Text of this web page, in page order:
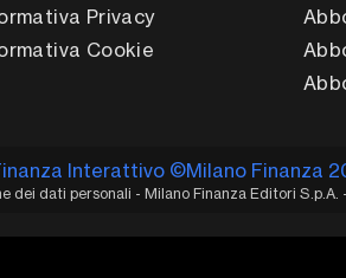
Privacy
Cookie
Interattivo ©Milano Finanza
dei dati personali - Milano Finanza Editori